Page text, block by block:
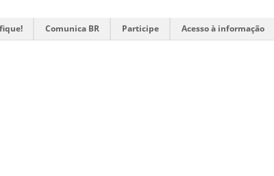
Comunica BR Participe Acesso à informação